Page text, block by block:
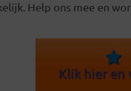
Help ons mee en
Klik hier en